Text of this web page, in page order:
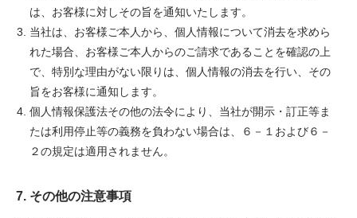
は、お客様に対しその旨を通知いたします。
当社は、お客様ご本人から、個人情報について消去を求めら
れた場合、お客様ご本人からのご請求であることを確認の上
で、特別な理由がない限りは、個人情報の消去を行い、その
旨をお客様に通知します。
個人情報保護法その他の法令により、当社が開示・訂正等ま
たは利用停止等の義務を負わない場合は、６－１および６－
２の規定は適用されません。
7. その他の注意事項